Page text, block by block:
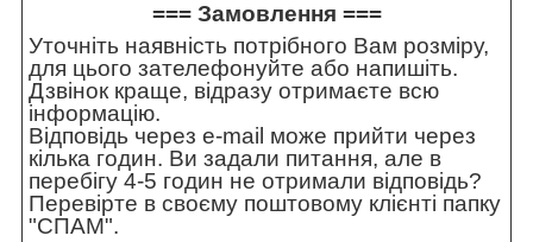
=== Замовлення ===
Уточніть наявність потрібного Вам розміру,
для цього зателефонуйте або напишіть.
Дзвінок краще, відразу отримаєте всю
інформацію.
Відповідь через e-mail може прийти через
кілька годин. Ви задали питання, але в
перебігу 4-5 годин не отримали відповідь?
Перевірте в своєму поштовому клієнті папку
"СПАМ".